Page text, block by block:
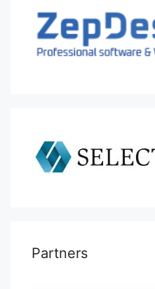
Partners